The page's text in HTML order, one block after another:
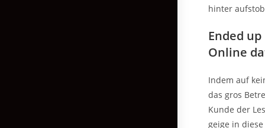
hinter
Ended
Online
Indem auf
das gros
Kunde der
geige in